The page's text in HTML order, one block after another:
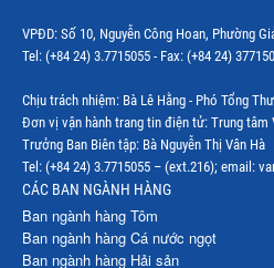
Thị trường Mỹ
Thị trường Nga
Thị trường Hàn Quốc
Thị trường Nhật Bản
Thị trường Thái Lan
Thị trường Trung Quốc
VPĐD: Số 10, Nguyễn Công Hoan, Phường
Tel: (+84 24) 3.7715055 - Fax: (+84 24)
Chịu trách nhiệm: Bà Lê Hằng - Phó Tổng
Đơn vị vận hành trang tin điện tử: Trung tâm
Trưởng Ban Biên tập: Bà Nguyễn Thị Vân Hà
Tel: (+84 24) 3.7715055 – (ext.216); email:
CÁC BAN NGÀNH HÀNG
Ban ngành hàng Tôm
Ban ngành hàng Cá nước ngọt
Ban ngành hàng Hải sản